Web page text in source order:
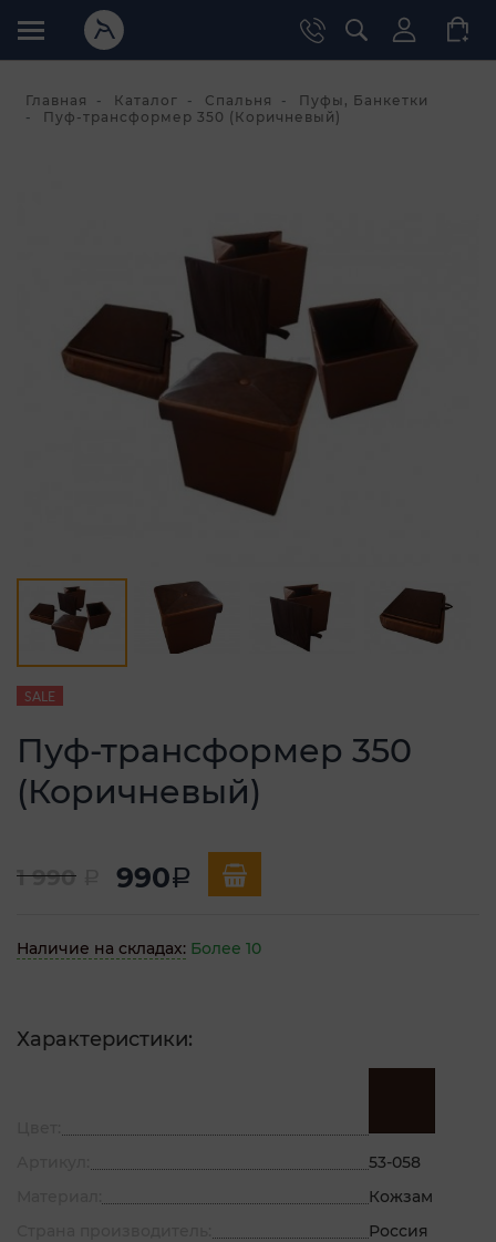
Главная Каталог Спальня
Пуфы, Банкетки
Пуф-трансформер 350 (Коричневый)
SALE
Пуф-трансформер 350
(Коричневый)
1 990 990a
Наличие на складах: Более 10
Характеристики:
53-058
Кожзам
Россия